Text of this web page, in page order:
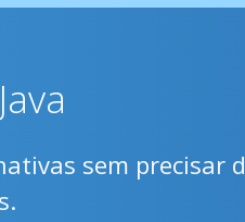
sem precisar